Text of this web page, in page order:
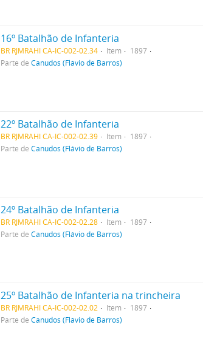
16º Batalhão de Infanteria
BR RJMRAHI CA-IC-002-02.34 Item
1897
Parte deCanudos (Flávio de Barros)
22º Batalhão de Infanteria
BR RJMRAHI CA-IC-002-02.39 Item
1897
Parte deCanudos (Flávio de Barros)
24º Batalhão de Infanteria
BR RJMRAHI CA-IC-002-02.28 Item
1897
Parte deCanudos (Flávio de Barros)
25º Batalhão de Infanteria na trincheira
BR RJMRAHI CA-IC-002-02.02 Item
1897
Parte deCanudos (Flávio de Barros)